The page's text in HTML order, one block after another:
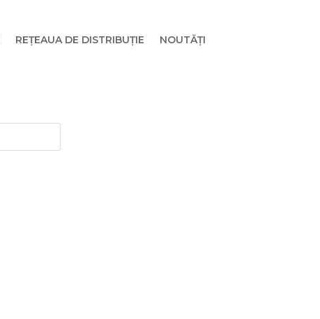
REȚEAUA DE DISTRIBUȚIE NOUTĂȚI